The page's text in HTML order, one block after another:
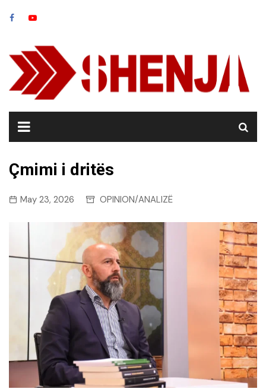
Çmimi i dritës
May 23, 2026 OPINION/ANALIZË